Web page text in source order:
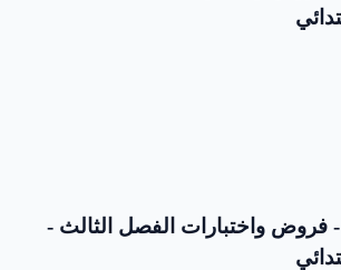
الموضوع رقم 50 - فروض واختبارات الفصل الثالث -